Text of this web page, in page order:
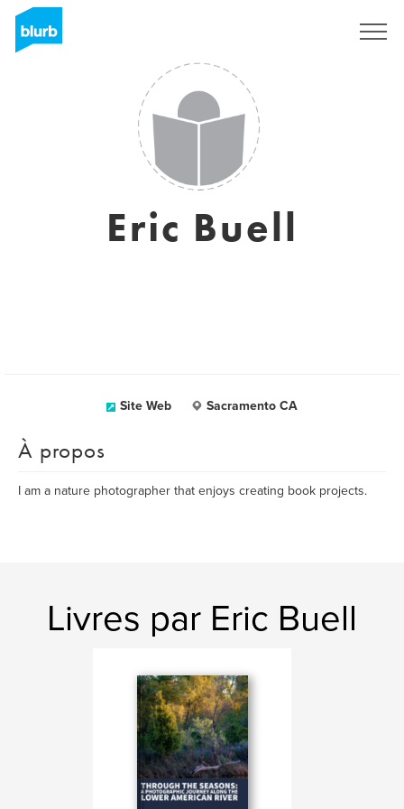
Eric Buell
Site Web Sacramento CA
À propos
I am a nature photographer that enjoys creating book projects.
Livres par Eric Buell